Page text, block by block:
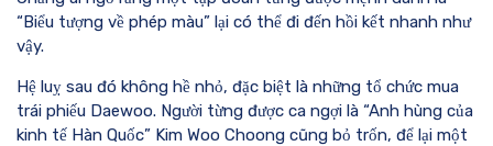
“Biểu tượng về phép màu” lại có thể đi đến hồi kết nhanh như
vậy.
Hệ luỵ sau đó không hề nhỏ, đặc biệt là những tổ chức mua
trái phiếu Daewoo. Người từng được ca ngợi là “Anh hùng của
kinh tế Hàn Quốc” Kim Woo Choong cũng bỏ trốn, để lại một